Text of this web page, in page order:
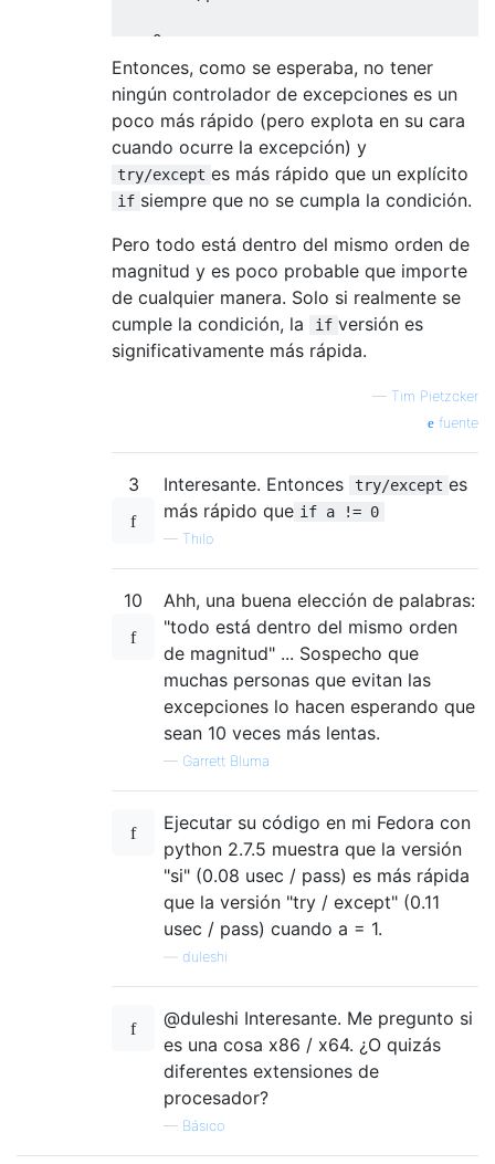
0
b = 10/
ZeroDivisionError
int division
Entonces, como se esperaba, no tener
ningún controlador de excepciones es un
poco más rápido (pero explota en su cara
cuando ocurre la excepción) y
try/except es más rápido que un explícito
if siempre que no se cumpla la condición.
Pero todo está dentro del mismo orden de
magnitud y es poco probable que importe
de cualquier manera. Solo si realmente se
cumple la condición, la
if versión es
significativamente más rápida.
— Tim Pietzcker
fuente
3 Interesante. Entonces try/except es
más rápido que if a != 0
— Thilo
10
Ahh, una buena elección de palabras:
"todo está dentro del mismo orden
de magnitud" ... Sospecho que
muchas personas que evitan las
excepciones lo hacen esperando que
sean 10 veces más lentas.
— Garrett Bluma
Ejecutar su código en mi Fedora con
python 2.7.5 muestra que la versión
"si" (0.08 usec / pass) es más rápida
que la versión "try / except" (0.11
usec / pass) cuando a = 1.
duleshi
@duleshi Interesante. Me pregunto si
es una cosa x86 / x64. ¿O quizás
diferentes extensiones de
procesador?
— Básico